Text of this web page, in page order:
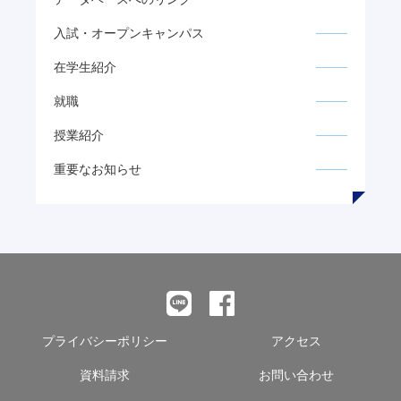
入試・オープンキャンパス
在学生紹介
就職
授業紹介
重要なお知らせ
プライバシーポリシー アクセス
資料請求 お問い合わせ